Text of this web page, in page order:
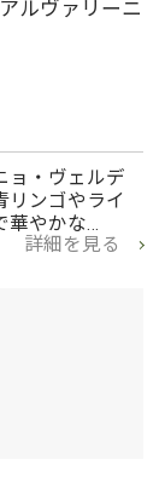
ルヴァリーニ
ョ・ヴェルデ
リンゴやライ
華やかな…
詳細を見る